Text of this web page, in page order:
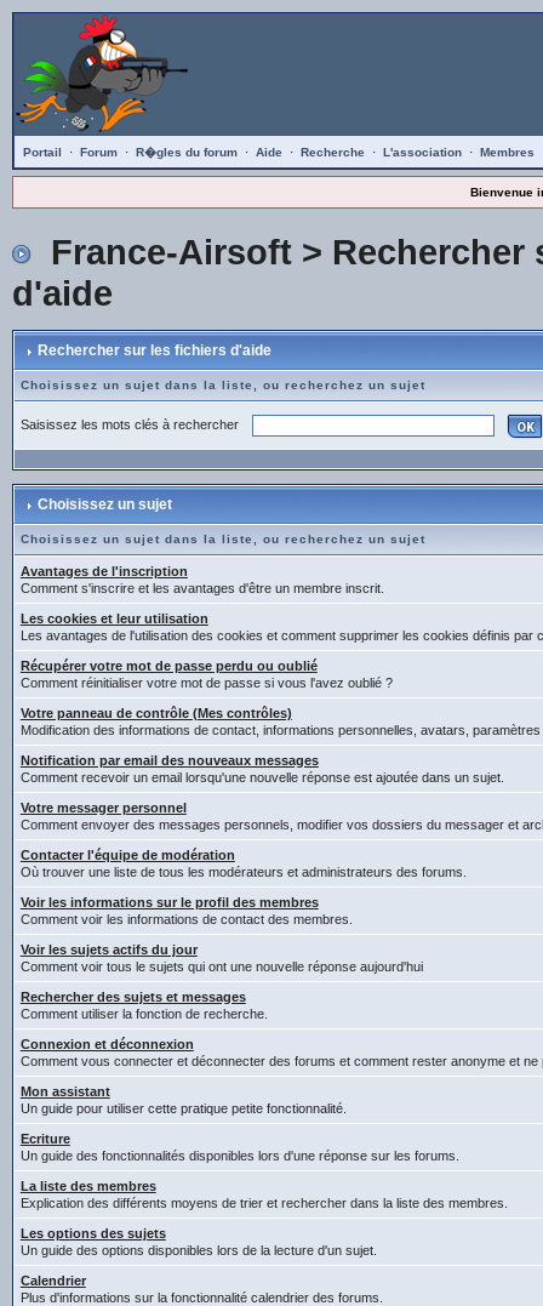
Portail · Forum · R�gles du forum · Aide · Recherche · L'association · Membres
Bienvenue
France-Airsoft> Rechercher
d'aide
Rechercher sur les fichiers d'aide
Choisissez un sujet dans la liste, ou recherchez un sujet
Saisissez les mots clés à rechercher
Choisissez un sujet
Choisissez un sujet dans la liste, ou recherchez un sujet
Avantages de l'inscription
Comment s'inscrire et les avantages d'être un membre inscrit.
Les cookies et leur utilisation
Les avantages de l'utilisation des cookies et comment supprimer les cookies définis par
Récupérer votre mot de passe perdu ou oublié
Comment réinitialiser votre mot de passe si vous l'avez oublié ?
Votre panneau de contrôle (Mes contrôles)
Modification des informations de contact, informations personnelles, avatars,
Notification par email des nouveaux messages
Comment recevoir un email lorsqu'une nouvelle réponse est ajoutée dans un sujet.
Votre messager personnel
Comment envoyer des messages personnels, modifier vos dossiers du messager et
Contacter l'équipe de modération
Où trouver une liste de tous les modérateurs et administrateurs des forums.
Voir les informations sur le profil des membres
Comment voir les informations de contact des membres.
Voir les sujets actifs du jour
Comment voir tous le sujets qui ont une nouvelle réponse aujourd'hui
Rechercher des sujets et messages
Comment utiliser la fonction de recherche.
Connexion et déconnexion
Comment vous connecter et déconnecter des forums et comment rester anonyme et
Mon assistant
Un guide pour utiliser cette pratique petite fonctionnalité.
Ecriture
Un guide des fonctionnalités disponibles lors d'une réponse sur les forums.
La liste des membres
Explication des différents moyens de trier et rechercher dans la liste des membres.
Les options des sujets
Un guide des options disponibles lors de la lecture d'un sujet.
Calendrier
Plus d'informations sur la fonctionnalité calendrier des forums.